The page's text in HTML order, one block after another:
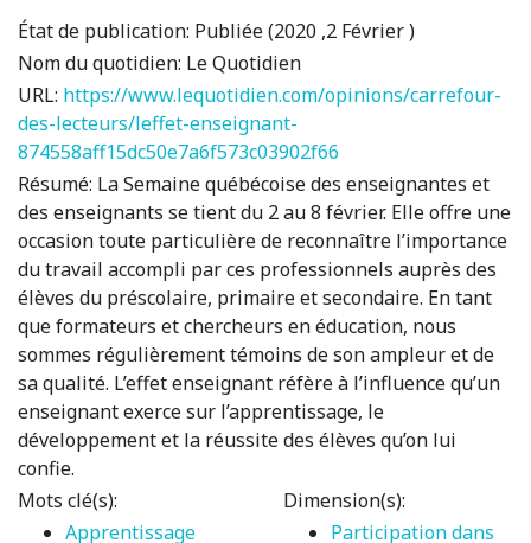
État de publication: Publiée (2020 ,2 Février )
Nom du quotidien: Le Quotidien
URL: https://www.lequotidien.com/opinions/carrefour-
des-lecteurs/leffet-enseignant-
874558aff15dc50e7a6f573c03902f66
Résumé: La Semaine québécoise des enseignantes et
des enseignants se tient du 2 au 8 février. Elle offre une
occasion toute particulière de reconnaître l’importance
du travail accompli par ces professionnels auprès des
élèves du préscolaire, primaire et secondaire. En tant
que formateurs et chercheurs en éducation, nous
sommes régulièrement témoins de son ampleur et de
sa qualité. L’effet enseignant réfère à l’influence qu’un
enseignant exerce sur l’apprentissage, le
développement et la réussite des élèves qu’on lui
confie.
Mots clé(s):
Apprentissage
Dimension(s):
Participation dans